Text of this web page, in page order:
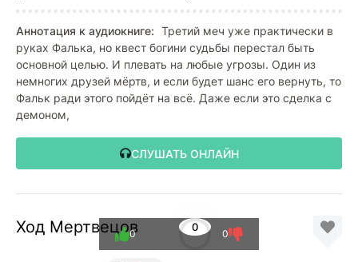
Аннотация к аудиокниге: Третий меч уже практически в
руках Фалька, но квест богини судьбы перестал быть
основной целью. И плевать на любые угрозы. Один из
немногих друзей мёртв, и если будет шанс его вернуть, то
Фальк ради этого пойдёт на всё. Даже если это сделка с
демоном,
СЛУШАТЬ ОНЛАЙН
Ход Мертвецов 0
0 0